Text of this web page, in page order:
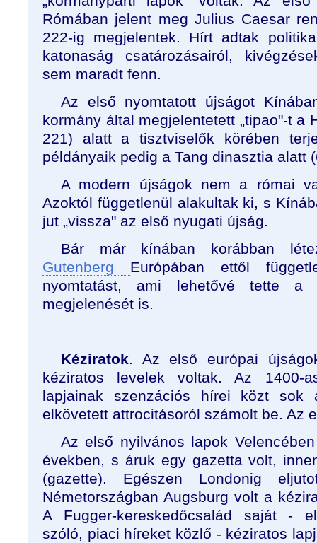
Rómában jelent meg Julius Caesar
222-ig megjelentek. Hírt adtak
katonaság csatározásairól,
sem maradt fenn.
Az első nyomtatott újságot
kormány által megjelentetett „tipao"-t a
221) alatt a tisztviselők körében
példányaik pedig a Tang dinasztia alatt
A modern újságok nem a római
Azoktól függetlenül alakultak ki, s
jut „vissza" az első nyugati újság.
Bár már kínában korábban
Gutenberg Európában ettől
nyomtatást, ami lehetővé tette a
megjelenését is.
Kéziratok. Az első európai
kéziratos levelek voltak. Az 1400-
lapjainak szenzációs hírei közt sok
elkövetett attrocitásoról számolt be. Az
Az első nyilvános lapok
években, s áruk egy gazetta volt,
(gazette). Egészen Londonig
Németországban Augsburg volt a
A Fugger-kereskedőcsalád saját -
szóló, piaci híreket közlő - kéziratos